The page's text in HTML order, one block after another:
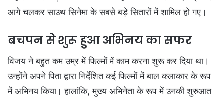
आगे चलकर साउथ सिनेमा के सबसे बड़े सितारों में शामिल हो गए।
बचपन से शुरू हुआ अभिनय का सफर
विजय ने बहुत कम उम्र में फिल्मों में काम करना शुरू कर दिया था।
उन्होंने अपने पिता द्वारा निर्देशित कई फिल्मों में बाल कलाकार के रूप
में अभिनय किया। हालांकि, मुख्य अभिनेता के रूप में उनकी शुरुआत